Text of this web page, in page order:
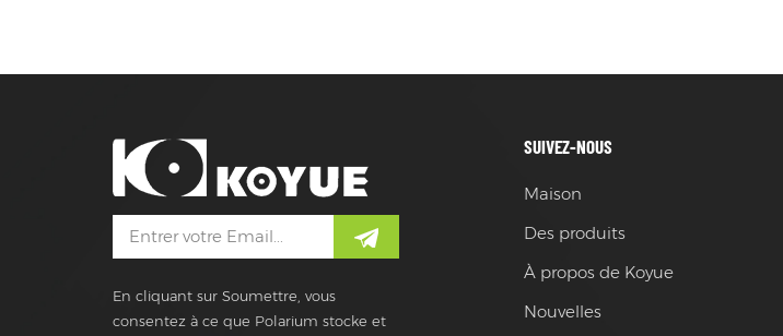
En cliquant sur Soumettre, vous
consentez à ce que Polarium stocke et
SUIVEZ-NOUS
Maison
Des produits
À propos de Koyue
Nouvelles